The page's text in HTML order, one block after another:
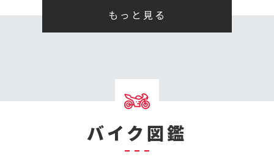
もっと見る
バイク図鑑